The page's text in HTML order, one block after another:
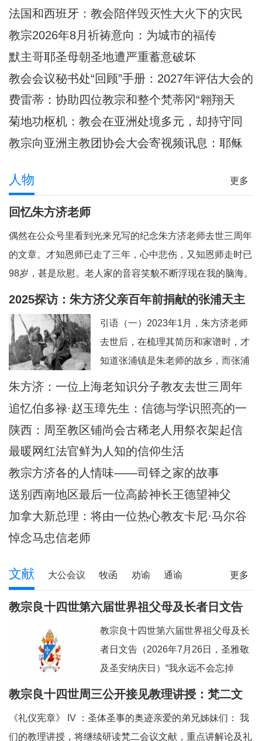
持弥撒圣祭
教宗方济各的出生地阿根廷，以及将
近40年没有教宗访问过的乌拉圭。被
秘鲁人民视为同胞的普雷沃斯特教
宗，即将回到他度过多年传教岁月的
安第斯大地，在那里
同
法国和西班牙：教会陪伴毁灭性大火下的灾民
教宗2026年8月祈祷意向：为城市的福传
默主哥耶圣母朝圣地遭严重蓄意破坏
教会会议秘书处“回顾”手册：2027年评估大会的
准则和指示
费雷蒂：协助四位教宗和整个梵蒂冈“翱翔天
际”的妇女
菊地功枢机：教会在亚洲处境多元，却持守同
一信仰
教宗向亚洲主教团协会大会寄视频讯息：耶稣
更多
人物
回忆朱方济老师
偶然在公众号里看到光来兄写的纪念朱方济老师去世三周年
的文章。才知恩师已走了三年，心中悲伤，又知恩师走时已
98岁，甚是欣慰。老人家的音容笑貌不断浮现在我的脑海。
一、和蔼可亲的英语老师——上海教区知识分子的典范。老
永远笑眯眯。但对我们的学习极其认真和严肃
2025探访：朱方济父亲百年前捐献的张浦天主
堂+后记：佘山校友怀念恩师
引语（一）2023年1月，朱方济老师
去世后，在梳理其简历和家谱时，才
知道张浦镇是朱老师的故乡，而张浦
最早的老堂是其父母早年捐献的祖
也提供了一些史料。当时一点也没想
到日后还有机会探访张浦堂区。2025
年2月24—28日，应苏州教区徐宏根
主教的邀请，前去苏州教区主教公署
陪伴当地神父们避
朱方济：一位上海老知识分子教友去世三周年
追忆伯多禄·赵玉璋先生：信德与学识照亮的一
生
陕西：周至教区铺尚会古稀老人用祭衣架起信
仰与文化传承之桥
最暖网红法官鲜为人知的信仰生活
教宗方济各的人情味——司铎之家的故事
送别西南地区最后一位高龄神长王德望神父
加拿大新总理：将由一位热心教友卡尼·马尔谷
担任
悼念马忠信老师
更多
文献 大公会议 牧函 劝谕 通谕
文告 其它
教宗良十四世第六届世界祖父母及长者日文告
教宗良十四世第六届世界祖父母及长
者日文告（2026年7月26日，圣雅敬
及圣安纳庆日）“我永远不会忘掉
你。”（参阅：依四十九 15）亲爱的
的口，许诺祂永远都不会忘掉我们任
教宗良十四世周三公开接见教理讲授：梵二文
《礼仪宪章》 IV ：圣体圣事的奥迹亲爱的弟兄姊妹们： 我
们的教理讲授，将继续研读梵二会议文献，重点讲解论及礼